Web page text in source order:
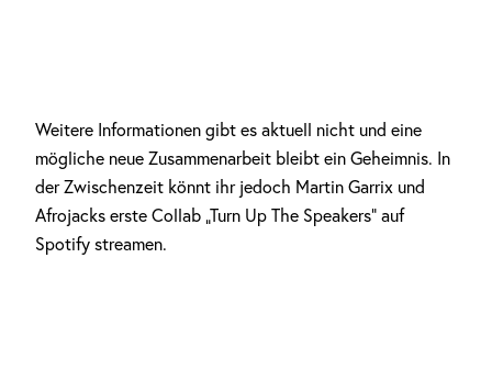
Weitere Informationen gibt es aktuell nicht und eine
mögliche neue Zusammenarbeit bleibt ein Geheimnis. In
der Zwischenzeit könnt ihr jedoch Martin Garrix und
Afrojacks erste Collab „Turn Up The Speakers“ auf
Spotify streamen.